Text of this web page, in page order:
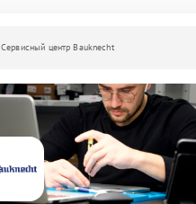
Сервисный центр Bauknecht